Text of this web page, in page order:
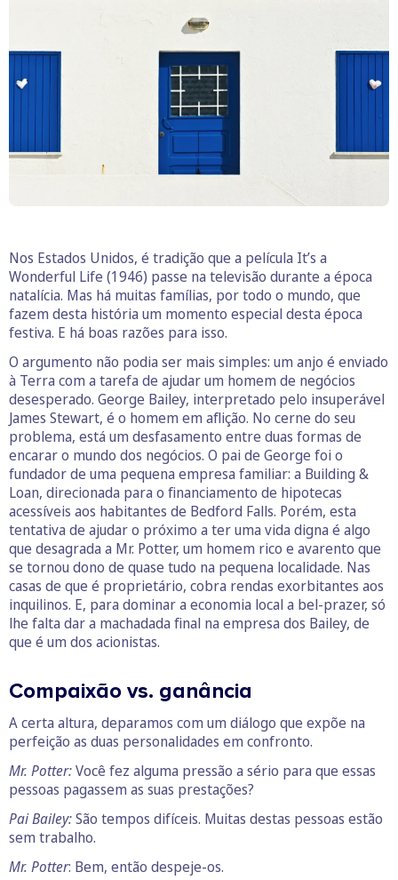
Nos Estados Unidos, é tradição que a película It’s a
Wonderful Life (1946) passe na televisão durante a época
natalícia. Mas há muitas famílias, por todo o mundo, que
fazem desta história um momento especial desta época
festiva. E há boas razões para isso.
O argumento não podia ser mais simples: um anjo é enviado
à Terra com a tarefa de ajudar um homem de negócios
desesperado. George Bailey, interpretado pelo insuperável
James Stewart, é o homem em aflição. No cerne do seu
problema, está um desfasamento entre duas formas de
encarar o mundo dos negócios. O pai de George foi o
fundador de uma pequena empresa familiar: a Building &
Loan, direcionada para o financiamento de hipotecas
acessíveis aos habitantes de Bedford Falls. Porém, esta
tentativa de ajudar o próximo a ter uma vida digna é algo
que desagrada a Mr. Potter, um homem rico e avarento que
se tornou dono de quase tudo na pequena localidade. Nas
casas de que é proprietário, cobra rendas exorbitantes aos
inquilinos. E, para dominar a economia local a bel-prazer, só
lhe falta dar a machadada final na empresa dos Bailey, de
que é um dos acionistas.
Compaixão vs. ganância
A certa altura, deparamos com um diálogo que expõe na
perfeição as duas personalidades em confronto.
Mr. Potter:Você fez alguma pressão a sério para que essas
pessoas pagassem as suas prestações?
Pai Bailey:São tempos difíceis. Muitas destas pessoas estão
sem trabalho.
Mr. Potter: Bem, então despeje-os.